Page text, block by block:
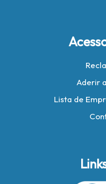
Aderir
Lista de